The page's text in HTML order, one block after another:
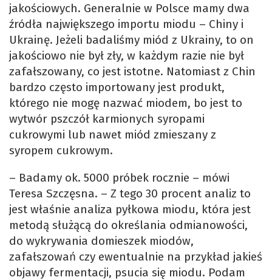
jakościowych. Generalnie w Polsce mamy dwa
źródła największego importu miodu – Chiny i
Ukrainę. Jeżeli badaliśmy miód z Ukrainy, to on
jakościowo nie był zły, w każdym razie nie był
zafałszowany, co jest istotne. Natomiast z Chin
bardzo często importowany jest produkt,
którego nie mogę nazwać miodem, bo jest to
wytwór pszczół karmionych syropami
cukrowymi lub nawet miód zmieszany z
syropem cukrowym.
– Badamy ok. 5000 próbek rocznie – mówi
Teresa Szczęsna. – Z tego 30 procent analiz to
jest właśnie analiza pyłkowa miodu, która jest
metodą służącą do określania odmianowości,
do wykrywania domieszek miodów,
zafałszowań czy ewentualnie na przykład jakieś
objawy fermentacji, psucia się miodu. Podam